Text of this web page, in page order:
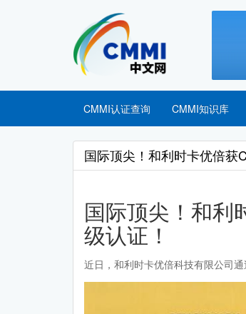
CMMI认证查询 CMMI知识库
国际顶尖！和利时卡优倍获
国际顶尖！和利
级认证！
近日，和利时卡优倍科技有限公司